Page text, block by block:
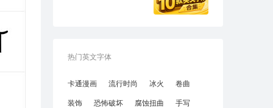
热门英文字体
卡通漫画 流行时尚 冰火
卷曲
装饰
恐怖破坏 腐蚀扭曲
手写